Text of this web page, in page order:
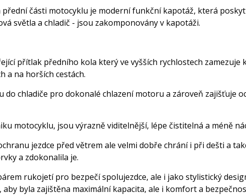
části motocyklu je moderní funkční kapotáž, která
světla a chladič - jsou zakomponovány v kapotáži.
přítlak předního kola který ve vyšších rychlostech zamezuje
a na horších cestách.
chladiče pro dokonalé chlazení motoru a zároveň zajišťuje
motocyklu, jsou výrazně viditelnější, lépe čistitelná a méně
jezdce před větrem ale velmi dobře chrání i při dešti a
a zdokonalila je.
rukojetí pro bezpečí spolujezdce, ale i jako stylistický
byla zajištěna maximální kapacita, ale i komfort a